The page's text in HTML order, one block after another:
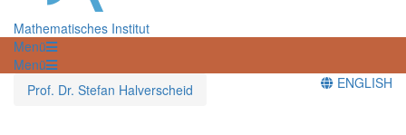
Mathematisches Institut
Menü
Menü
Prof. Dr. Stefan Halverscheid
ENGLISH